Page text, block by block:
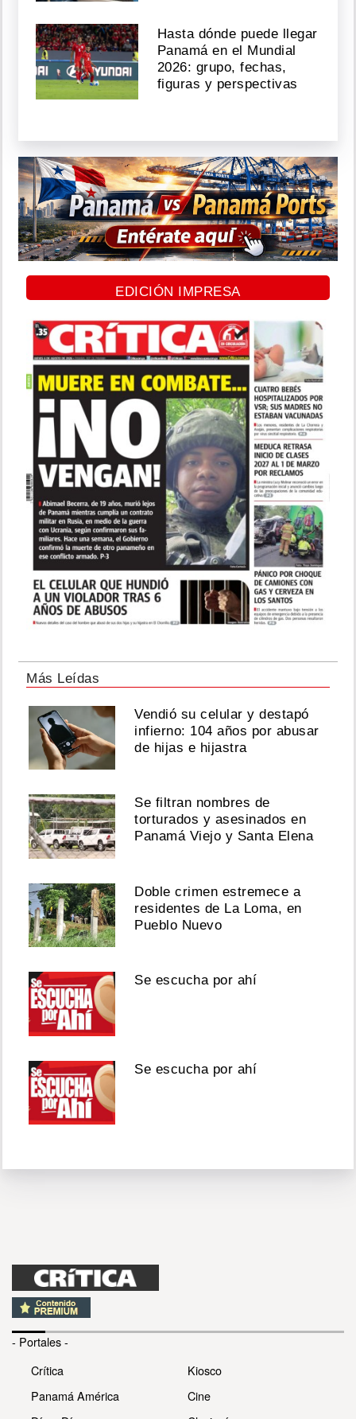
Hasta dónde puede llegar
Panamá en el Mundial
2026: grupo, fechas,
figuras y perspectivas
EDICIÓN IMPRESA
Más Leídas
Vendió su celular y destapó
infierno: 104 años por abusar
de hijas e hijastra
Se filtran nombres de
torturados y asesinados en
Panamá Viejo y Santa Elena
Doble crimen estremece a
residentes de La Loma, en
Pueblo Nuevo
Se escucha por ahí
Se escucha por ahí
- Portales -
Crítica
Panamá América
Kiosco
Cine